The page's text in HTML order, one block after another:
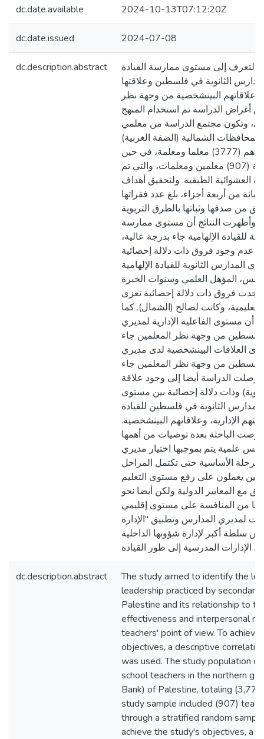
dc.date.available 2024-10-13T07:12:20Z
dc.date.issued 2024-07-08
dc.description.abstract
التعرف إلى مستوى ممارسة القيادة
الثانوية في فلسطين وعلاقتها
وعلاقاتهم البينشخصية من وجهة نظر
أغراض الدراسة تم استخدام المنهج
وتكون مجتمع الدراسة من معلمي
المحافظات الشمالية (الضفة الغربية)
في فلسطين والبالغ عددهم (3777) معلما ومعلمة، في حين
بلغت عينة الدراسة (907) معلمين ومعلمات، والتي تم
العشوائية الطبقية. ولتحقيق أهداف
من أربعة أجزاء، بلغ عدد فقراتها
من صدقها وثباتها بالطرق التربوية
وأظهرت النتائج أن مستوى ممارسة
للقيادة الإلهامية جاء بدرجة عالية،
عدم وجود فروق ذات دلالة إحصائية
الثانوية للقيادة الإلهامية
المؤهل العلمي وسنوات الخبرة
وجدت فروق ذات دلالة إحصائية تعزى
وكانت لصالح (الشمال). كما
أن مستوى الفاعلية الإدارية لمديري
فلسطين من وجهة نظر المعلمين جاء
العلاقات البينشخصية لدى مديري
فلسطين من وجهة نظر المعلمين جاء
الدراسة أيضا إلى وجود علاقة
وذات دلالة إحصائية بين مستوى
الثانوية في فلسطين للقيادة
الإدارية، وعلاقاتهم البينشخصية.
أوصت الباحثة بعدة توصيات من أهمها
علمية يتم بموجبها اختيار مديري
الأساسية حتى تكتمل المراحل
يعملون على رفع مستوى التعليم
مع المعايير الدولية ولكن أيضا نحو
من المنافسة على مستوى إقليمي
لمديري المدارس وتطبيق "الإدارة
سلطة أكبر لإدارة شؤونها الداخلية
dc.description.abstract
The study aimed to identify the
leadership practiced by secondary
Palestine and its relationship to
effectiveness and interpersonal
teachers' point of view. To
objectives, a descriptive
was used. The study population
school teachers in the northern
Bank) of Palestine, totaling
study sample included (907)
through a stratified random
achieve the study's objectives, a